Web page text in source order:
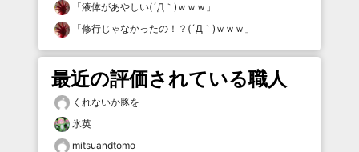
「液体があやしい(´Д｀)ｗｗｗ 」
「修行じゃなかったの！？(´Д｀)ｗｗｗ 」
最近の評価されている職人
くれないか豚を
氷英
mitsuandtomo